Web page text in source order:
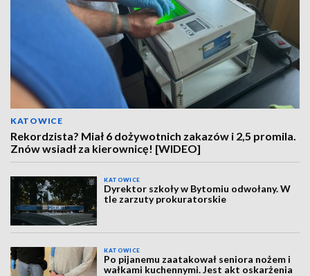
KATOWICE
Rekordzista? Miał 6 dożywotnich zakazów i 2,5 promila.
Znów wsiadł za kierownicę! [WIDEO]
KATOWICE
Dyrektor szkoły w Bytomiu odwołany. W
tle zarzuty prokuratorskie
KATOWICE
Po pijanemu zaatakował seniora nożem i
wałkami kuchennymi. Jest akt oskarżenia